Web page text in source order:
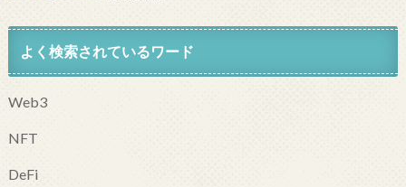
よく検索されているワード
Web3
NFT
DeFi